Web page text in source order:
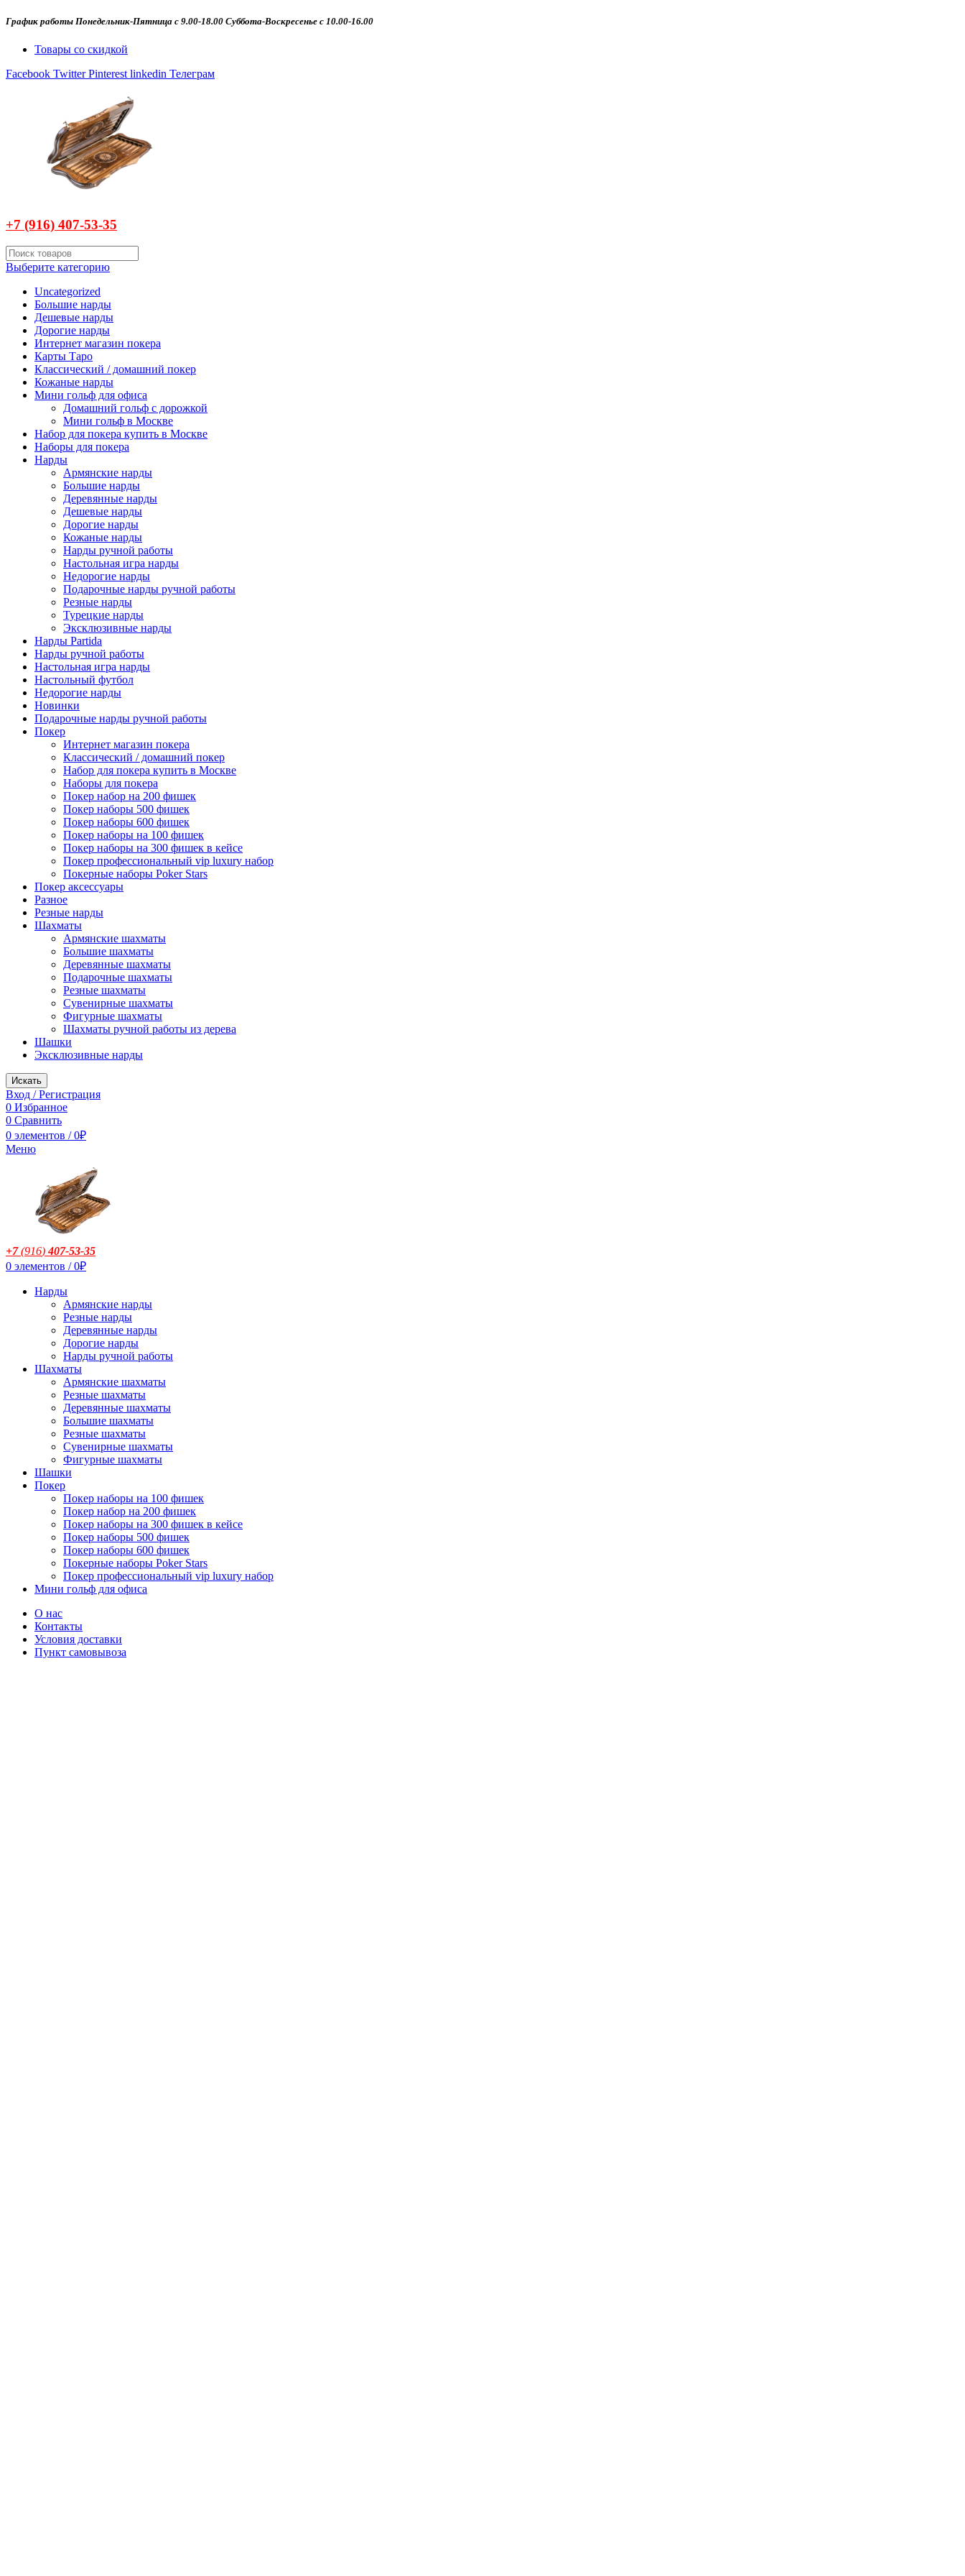
График работы Понедельник-Пятница с 9.00-18.00 Суббота-Воскресенье с 10.00-16.00
Товары со скидкой
Facebook Twitter Pinterest linkedin Телеграм
+7 (916) 407-53-35
Выберите категорию
Uncategorized
Большие нарды
Дешевые нарды
Дорогие нарды
Интернет магазин покера
Карты Таро
Классический / домашний покер
Кожаные нарды
Мини гольф для офиса
Домашний гольф с дорожкой
Мини гольф в Москве
Набор для покера купить в Москве
Наборы для покера
Нарды
Армянские нарды
Большие нарды
Деревянные нарды
Дешевые нарды
Дорогие нарды
Кожаные нарды
Нарды ручной работы
Настольная игра нарды
Недорогие нарды
Подарочные нарды ручной работы
Резные нарды
Турецкие нарды
Эксклюзивные нарды
Нарды Partida
Нарды ручной работы
Настольная игра нарды
Настольный футбол
Недорогие нарды
Новинки
Подарочные нарды ручной работы
Покер
Интернет магазин покера
Классический / домашний покер
Набор для покера купить в Москве
Наборы для покера
Покер набор на 200 фишек
Покер наборы 500 фишек
Покер наборы 600 фишек
Покер наборы на 100 фишек
Покер наборы на 300 фишек в кейсе
Покер профессиональный vip luxury набор
Покерные наборы Poker Stars
Покер аксессуары
Разное
Резные нарды
Шахматы
Армянские шахматы
Большие шахматы
Деревянные шахматы
Подарочные шахматы
Резные шахматы
Сувенирные шахматы
Фигурные шахматы
Шахматы ручной работы из дерева
Шашки
Эксклюзивные нарды
Искать
Вход / Регистрация
0 Избранное
0 Сравнить
0 элементов / 0₽
Меню
+7(916)407-53-35
0 элементов / 0₽
Нарды
Армянские нарды
Резные нарды
Деревянные нарды
Дорогие нарды
Нарды ручной работы
Шахматы
Армянские шахматы
Резные шахматы
Деревянные шахматы
Большие шахматы
Резные шахматы
Сувенирные шахматы
Фигурные шахматы
Шашки
Покер
Покер наборы на 100 фишек
Покер набор на 200 фишек
Покер наборы на 300 фишек в кейсе
Покер наборы 500 фишек
Покер наборы 600 фишек
Покерные наборы Poker Stars
Покер профессиональный vip luxury набор
Мини гольф для офиса
О нас
Контакты
Условия доставки
Пункт самовывоза